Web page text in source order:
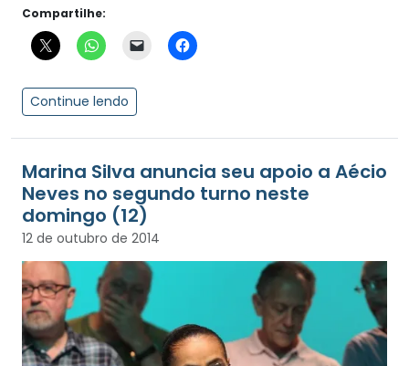
Compartilhe:
Continue lendo
Marina Silva anuncia seu apoio a Aécio
Neves no segundo turno neste
domingo (12)
12 de outubro de 2014